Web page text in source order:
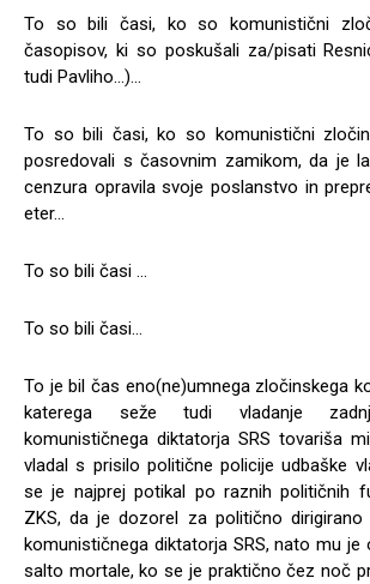
To so bili časi, ko so komunistični
časopisov, ki so poskušali za/pisati
tudi Pavliho…)…
To so bili časi, ko so komunistični
posredovali s časovnim zamikom, da je
cenzura opravila svoje poslanstvo in
eter…
To so bili časi …
To so bili časi…
To je bil čas eno(ne)umnega zločinskega
katerega seže tudi vladanje
komunističnega diktatorja SRS tovariša
vladal s prisilo politične policije udbaške
se je najprej potikal po raznih političnih
ZKS, da je dozorel za politično dirigirano
komunističnega diktatorja SRS, nato mu je
salto mortale, ko se je praktično čez noč